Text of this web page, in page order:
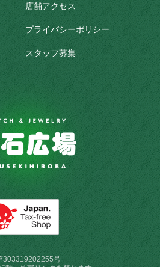
店舗アクセス
プライバシーポリシー
スタッフ募集
303319202255号